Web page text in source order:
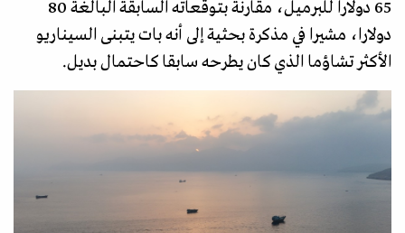
65 دولارا للبرميل، مقارنة بتوقعاته السابقة البالغة 80
دولارا، مشيرا في مذكرة بحثية إلى أنه بات يتبنى السيناريو
الأكثر تشاؤما الذي كان يطرحه سابقا كاحتمال بديل.